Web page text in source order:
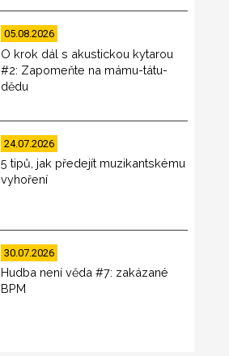
05.08.2026
O krok dál s akustickou kytarou
#2: Zapomeňte na mámu-tátu-
dědu
24.07.2026
5 tipů, jak předejít muzikantskému
vyhoření
30.07.2026
Hudba není věda #7: zakázané
BPM